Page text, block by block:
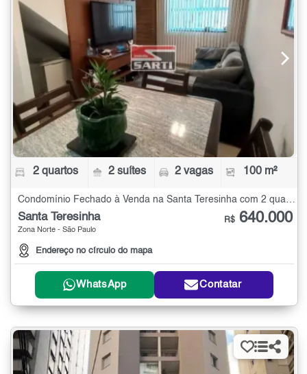
2 quartos 2 suítes 2 vagas 100 m²
Condomínio Fechado à Venda na Santa Teresinha com 2 quartos - 100 m²
Santa Teresinha
Zona Norte - São Paulo
Endereço no círculo do mapa
R$ 640.000
WhatsApp Contatar